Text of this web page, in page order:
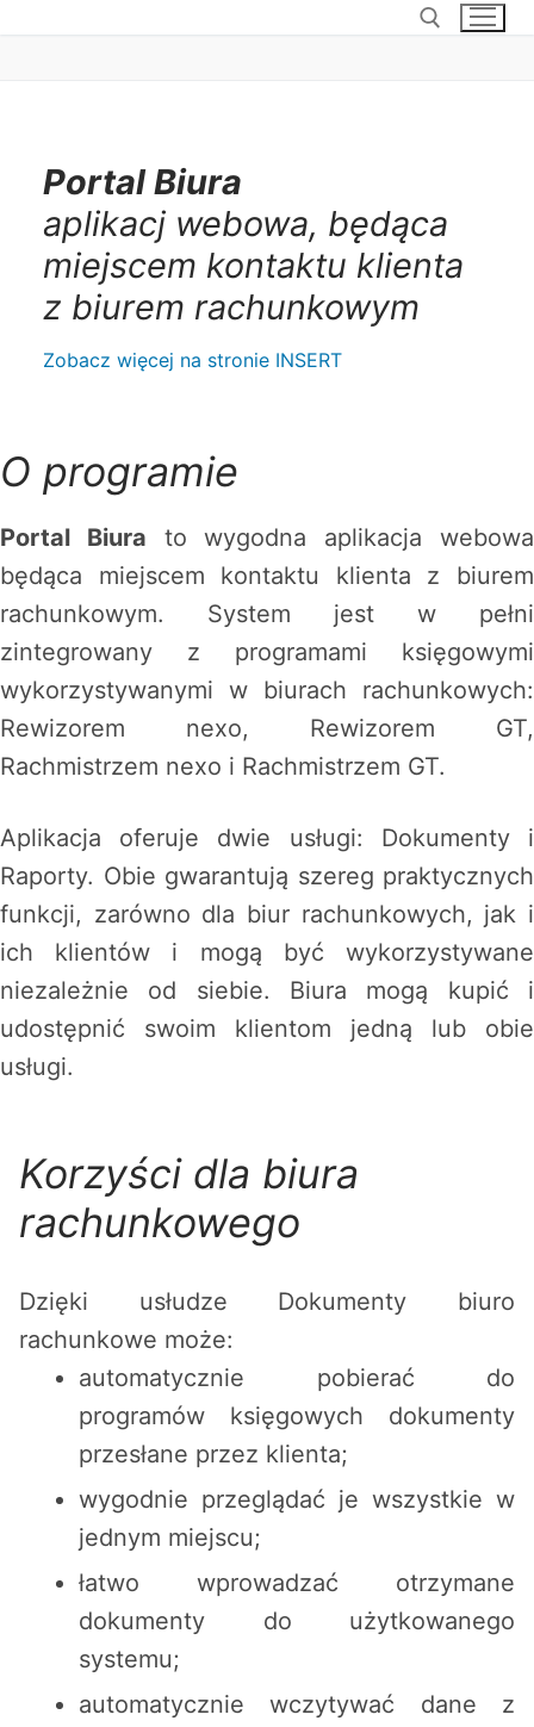
Portal Biura
aplikacj webowa, będąca
miejscem kontaktu klienta
z biurem rachunkowym
Zobacz więcej na stronie INSERT
O programie
Portal Biura to wygodna aplikacja webowa
będąca miejscem kontaktu klienta z biurem
rachunkowym. System jest w pełni
zintegrowany z programami księgowymi
wykorzystywanymi w biurach rachunkowych:
Rewizorem nexo, Rewizorem GT,
Rachmistrzem nexo i Rachmistrzem GT.
Aplikacja oferuje dwie usługi: Dokumenty i
Raporty. Obie gwarantują szereg praktycznych
funkcji, zarówno dla biur rachunkowych, jak i
ich klientów i mogą być wykorzystywane
niezależnie od siebie. Biura mogą kupić i
udostępnić swoim klientom jedną lub obie
usługi.
Korzyści dla biura
rachunkowego
Dzięki usłudze Dokumenty biuro
rachunkowe może:
automatycznie pobierać do
programów księgowych dokumenty
przesłane przez klienta;
wygodnie przeglądać je wszystkie w
jednym miejscu;
łatwo wprowadzać otrzymane
dokumenty do użytkowanego
systemu;
automatycznie wczytywać dane z